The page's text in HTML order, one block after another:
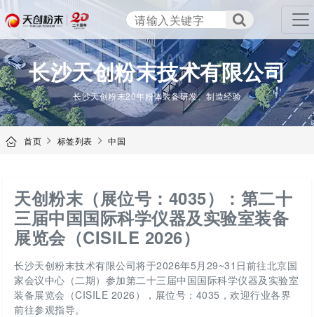
长沙天创粉末技术有限公司
TENCAN
长沙天创粉末20年粉体装备研发、制造经验
首页 标签列表 中国
天创粉末（展位号：4035）：第二十
三届中国国际科学仪器及实验室装备
展览会（CISILE 2026）
长沙天创粉末技术有限公司将于2026年5月29~31日前往北京国
家会议中心（二期）参加第二十三届中国国际科学仪器及实验室
装备展览会（CISILE 2026），展位号：4035，欢迎行业各界
前往参观指导。